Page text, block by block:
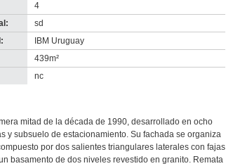
4
sd
IBM Uruguay
439m²
nc
mitad de la década de 1990, desarrollado en ocho
y subsuelo de estacionamiento. Su fachada se organiza
por dos salientes triangulares laterales con fajas
basamento de dos niveles revestido en granito. Remata